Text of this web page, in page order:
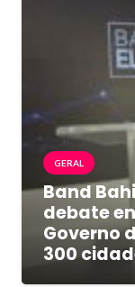
GERAL
Band
debate
Governo
300